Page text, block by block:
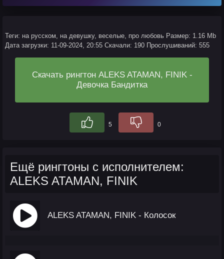
Теги: на русском, на девушку, веселые, про любовь Размер: 1.16 Mb
Дата загрузки: 11-09-2024, 20:55 Скачали: 190 Прослушиваний: 555
Скачать рингтон ALEKS ATAMAN, FINIK -
Девочка Бандитка
5 0
Ещё рингтоны с исполнителем:
ALEKS ATAMAN, FINIK
ALEKS ATAMAN, FINIK - Колосок